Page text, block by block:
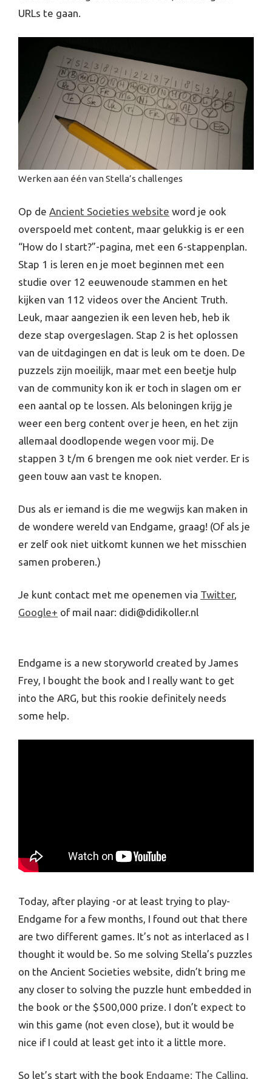
URLs te gaan.
Werken aan één van Stella’s challenges
Op de Ancient Societies website word je ook
overspoeld met content, maar gelukkig is er een
“How do I start?”-pagina, met een 6-stappenplan.
Stap 1 is leren en je moet beginnen met een
studie over 12 eeuwenoude stammen en het
kijken van 112 videos over the Ancient Truth.
Leuk, maar aangezien ik een leven heb, heb ik
deze stap overgeslagen. Stap 2 is het oplossen
van de uitdagingen en dat is leuk om te doen. De
puzzels zijn moeilijk, maar met een beetje hulp
van de community kon ik er toch in slagen om er
een aantal op te lossen. Als beloningen krijg je
weer een berg content over je heen, en het zijn
allemaal doodlopende wegen voor mij. De
stappen 3 t/m 6 brengen me ook niet verder. Er is
geen touw aan vast te knopen.
Dus als er iemand is die me wegwijs kan maken in
de wondere wereld van Endgame, graag! (Of als je
er zelf ook niet uitkomt kunnen we het misschien
samen proberen.)
Je kunt contact met me openemen via Twitter,
Google+ of mail naar: didi@didikoller.nl
Endgame is a new storyworld created by James
Frey, I bought the book and I really want to get
into the ARG, but this rookie definitely needs
some help.
Today, after playing -or at least trying to play-
Endgame for a few months, I found out that there
are two different games. It’s not as interlaced as I
thought it would be. So me solving Stella’s puzzles
on the Ancient Societies website, didn’t bring me
any closer to solving the puzzle hunt embedded in
the book or the $500,000 prize. I don’t expect to
win this game (not even close), but it would be
nice if I could at least get into it a little more.
So let’s start with the book Endgame: The Calling,